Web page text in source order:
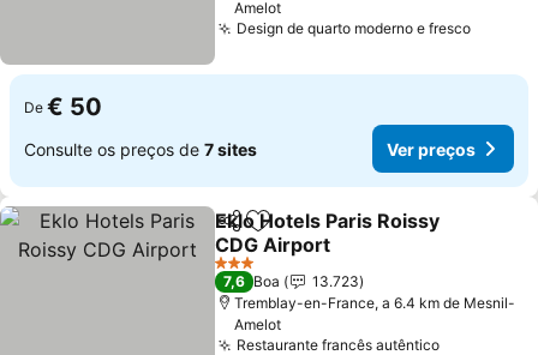
Amelot
Design de quarto moderno e frescoVer
De € 50
Consulte os preços de 7 sites Ver preços
PartilharAdicionar aos favoritos
Eklo Hotels Paris Roissy
CDG Airport
Ver preços
3 Estrelas
7,6 Boa
13.723
Tremblay-en-France, a 6.4 km de Mesnil-
Amelot
Restaurante francês autênticoVer preços